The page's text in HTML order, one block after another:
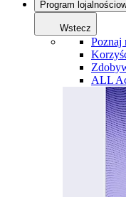
Program
Wstecz
Poznaj
ALL